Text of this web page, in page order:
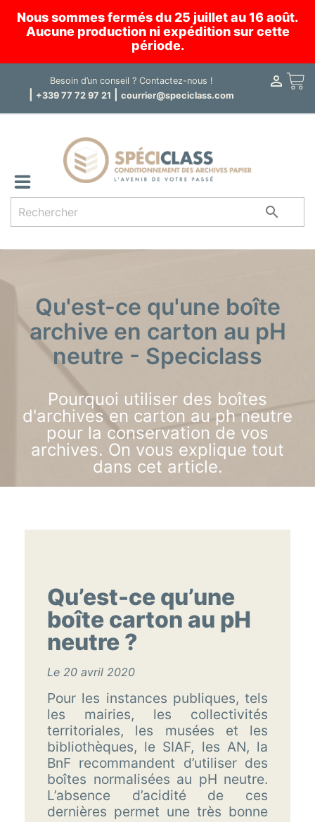
Nous sommes fermés du 25 juillet au 16 août.
Aucune production ni expédition sur cette
période.
Besoin d’un conseil ? Contactez-nous !
+339 77 72 97 21 courrier@speciclass.com
 Panier

Qu'est-ce qu'une boîte
archive en carton au pH
neutre - Speciclass
Pourquoi utiliser des boîtes
d'archives en carton au ph neutre
pour la conservation de vos
archives. On vous explique tout
dans cet article.
Qu’est-ce qu’une
boîte carton au pH
neutre ?
Le 20 avril 2020
Pour les instances publiques, tels
les mairies, les collectivités
territoriales, les musées et les
bibliothèques, le SIAF, les AN, la
BnF recommandent d’utiliser des
boîtes normalisées au pH neutre.
L’absence d’acidité de ces
dernières permet une très bonne